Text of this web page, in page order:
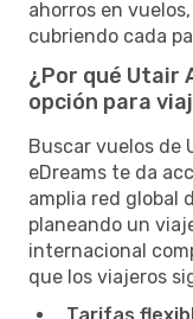
ahorros en
cubriendo cada
¿Por qué Utair
opción para
Buscar vuelos de
eDreams te da
amplia red global
planeando un
internacional
que los viajeros